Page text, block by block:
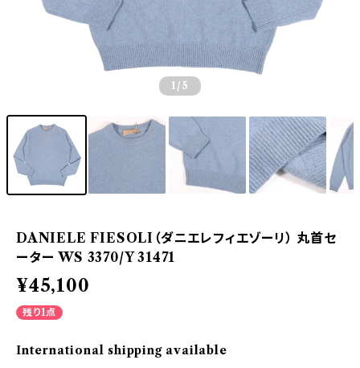
1 /5
DANIELE FIESOLI（ダニエレフィエゾーリ） 丸首セ
ーター WS 3370/Y 31471
¥45,100
残り1点
International shipping available